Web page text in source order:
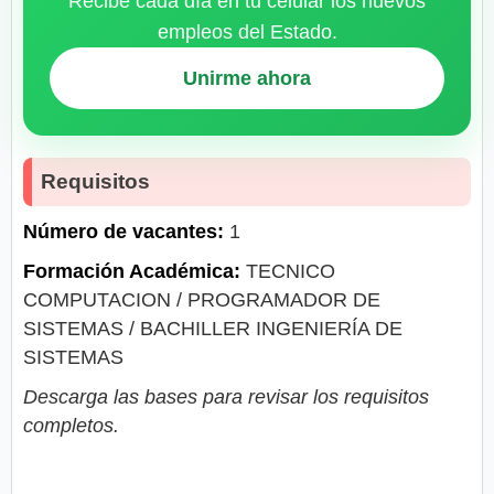
empleos del Estado.
Unirme ahora
Requisitos
Número de vacantes: 1
Formación Académica: TECNICO
COMPUTACION / PROGRAMADOR DE
SISTEMAS / BACHILLER INGENIERÍA DE
SISTEMAS
Descarga las bases para revisar los requisitos
completos.